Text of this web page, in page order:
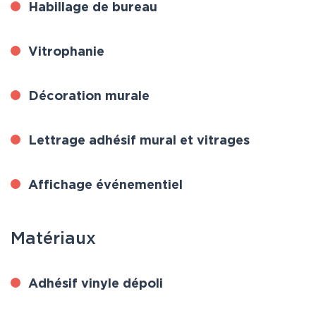
Habillage de bureau
Vitrophanie
Décoration murale
Lettrage adhésif mural et vitrages
Affichage événementiel
Matériaux
Adhésif vinyle dépoli